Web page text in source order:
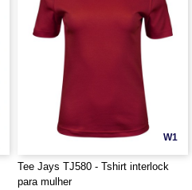
W1
Tee Jays TJ580 - Tshirt interlock
para mulher